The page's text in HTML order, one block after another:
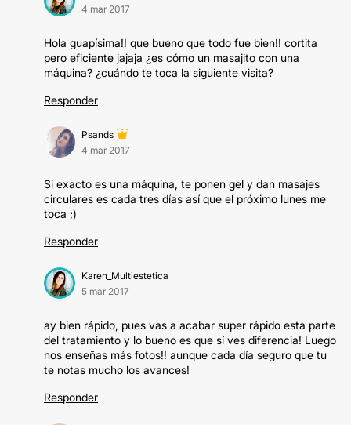
4 mar 2017
Hola guapísima!! que bueno que todo fue bien!! cortita
pero eficiente jajaja ¿es cómo un masajito con una
máquina? ¿cuándo te toca la siguiente visita?
Responder
Psands
4 mar 2017
Si exacto es una máquina, te ponen gel y dan masajes
circulares es cada tres días así que el próximo lunes me
toca ;)
Responder
Karen_Multiestetica
5 mar 2017
ay bien rápido, pues vas a acabar super rápido esta parte
del tratamiento y lo bueno es que sí ves diferencia! Luego
nos enseñas más fotos!! aunque cada día seguro que tu
te notas mucho los avances!
Responder